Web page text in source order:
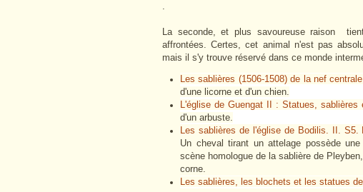
.
La seconde, et plus savoureuse raison
affrontées. Certes, cet animal n'est pas
mais il s'y trouve réservé dans ce monde
Les sablières (1506-1508) de la nef
d'une licorne et d'un chien.
L'église de Guengat II : Statues, sablières
d'un arbuste.
Les sablières de l'église de Bodilis. II. S5.
Un cheval tirant un attelage possède
scène homologue de la sablière de
corne.
Les sablières, les blochets et les statues